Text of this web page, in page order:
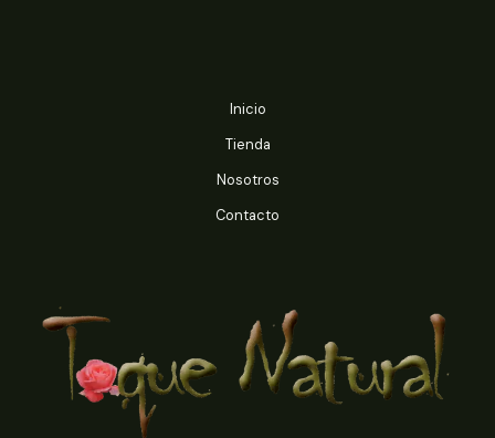
Inicio
Tienda
Nosotros
Contacto